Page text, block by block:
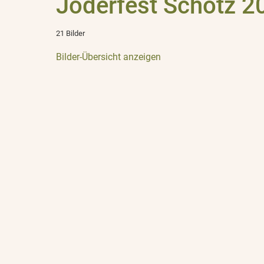
Joderfest Schötz
21 Bilder
Bilder-Übersicht anzeigen